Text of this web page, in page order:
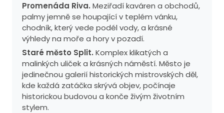
Promenáda Riva. Meziřadí kaváren a obchodů,
palmy jemně se houpající v teplém vánku,
chodník, který vede podél vody, a krásné
výhledy na moře a hory v pozadí.
Staré město Split. Komplex klikatých a
malinkých uliček a krásných náměstí. Město je
jedinečnou galerií historických mistrovských děl,
kde každá zatáčka skrývá objev, počínaje
historickou budovou a konče živým životním
stylem.